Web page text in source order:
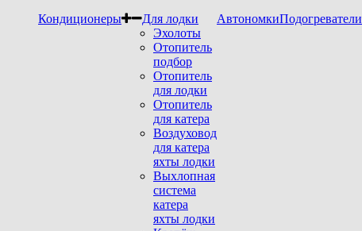
Кондиционеры
Для лодки
Эхолоты
Отопитель
подбор
Отопитель
для лодки
Отопитель
для катера
Воздуховод
для катера
яхты лодки
Выхлопная
система
катера
яхты лодки
АвтономкиПодогреватели